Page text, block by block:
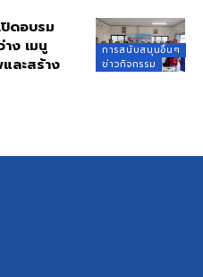
การสนับสนุนอื่นๆ
ข่าวกิจกรรม
ปิดอบรม
าง เมนู
ละสร้าง